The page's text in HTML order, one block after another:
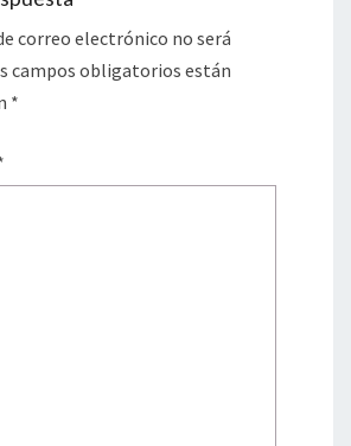
correo electrónico no será
campos obligatorios están
*